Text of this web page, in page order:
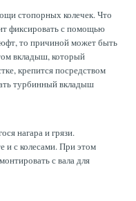
стопорных колечек. Что
фиксировать с помощью
то причиной может быть
вкладыш, который
крепится посредством
турбинный вкладыш
нагара и грязи.
и с колесами. При этом
с вала для